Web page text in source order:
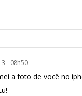
- 08h50
a foto de você no